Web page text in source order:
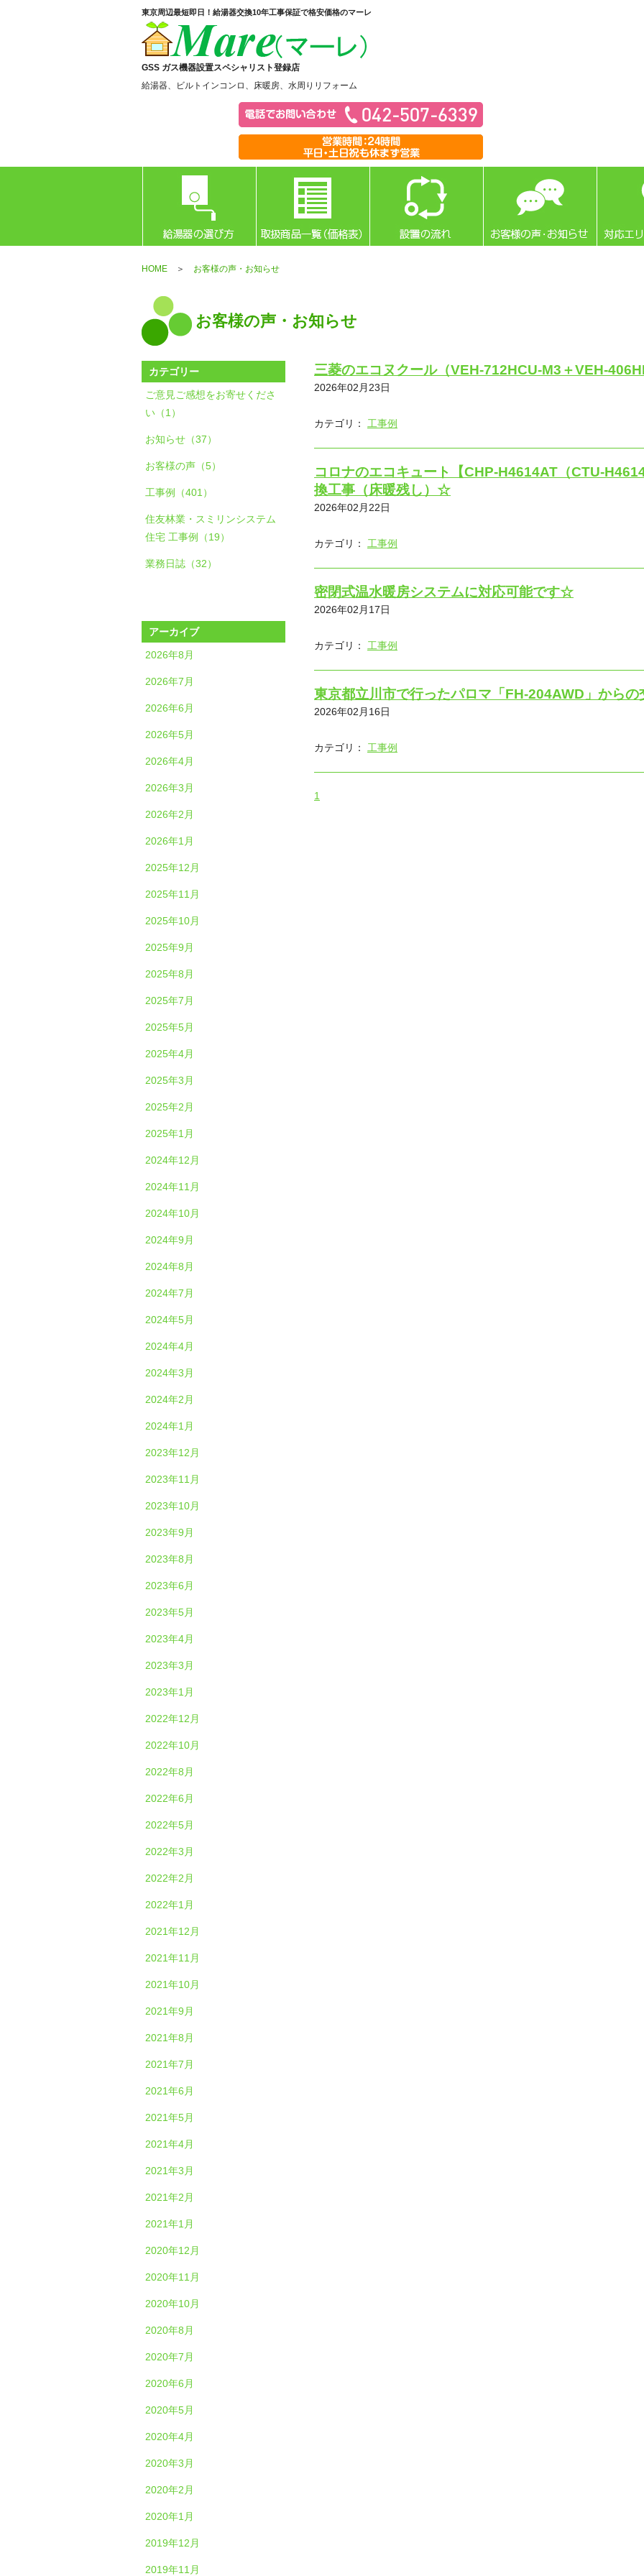
東京周辺最短即日！給湯器交換10年工事保証で格安価格のマーレ
GSS ガス機器設置スペシャリスト登録店
給湯器、ビルトインコンロ、床暖房、水周りリフォーム
HOME ＞ お客様の声・お知らせ
お客様の声・お知らせ
カテゴリー
ご意見ご感想をお寄せくださ
い（1）
お知らせ（37）
お客様の声（5）
工事例（401）
住友林業・スミリンシステム
住宅 工事例（19）
業務日誌（32）
アーカイブ
2026年8月
2026年7月
2026年6月
2026年5月
2026年4月
2026年3月
2026年2月
2026年1月
2025年12月
2025年11月
2025年10月
2025年9月
2025年8月
2025年7月
2025年5月
2025年4月
2025年3月
2025年2月
2025年1月
2024年12月
2024年11月
2024年10月
2024年9月
2024年8月
2024年7月
2024年5月
2024年4月
2024年3月
2024年2月
2024年1月
2023年12月
2023年11月
2023年10月
2023年9月
2023年8月
2023年6月
2023年5月
2023年4月
2023年3月
2023年1月
2022年12月
2022年10月
2022年8月
2022年6月
2022年5月
2022年3月
2022年2月
2022年1月
2021年12月
2021年11月
2021年10月
2021年9月
2021年8月
2021年7月
2021年6月
2021年5月
2021年4月
2021年3月
2021年2月
2021年1月
2020年12月
2020年11月
2020年10月
2020年8月
2020年7月
2020年6月
2020年5月
2020年4月
2020年3月
2020年2月
2020年1月
2019年12月
2019年11月
三菱のエコヌクール（VEH-712HCU-M3＋VEH-
2026年02月23日
カテゴリ： 工事例
コロナのエコキュート【CHP-H4614AT（CTU-
換工事（床暖残し）☆
2026年02月22日
カテゴリ： 工事例
密閉式温水暖房システムに対応可能です☆
2026年02月17日
カテゴリ： 工事例
東京都立川市で行ったパロマ「FH-204AWD」から
2026年02月16日
カテゴリ： 工事例
1